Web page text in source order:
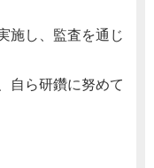
施し、監査を通じ
自ら研鑽に努めて